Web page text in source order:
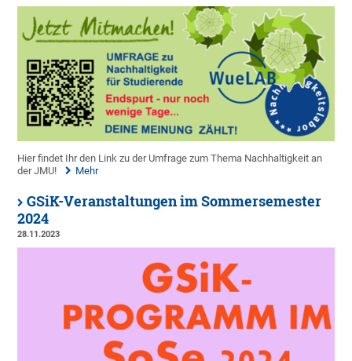
Hier findet Ihr den Link zu der Umfrage zum Thema Nachhaltigkeit an
der JMU!
Mehr
GSiK-Veranstaltungen im Sommersemester
2024
28.11.2023